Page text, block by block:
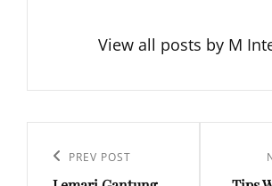
View all posts by M
posPrevious
PREV POST